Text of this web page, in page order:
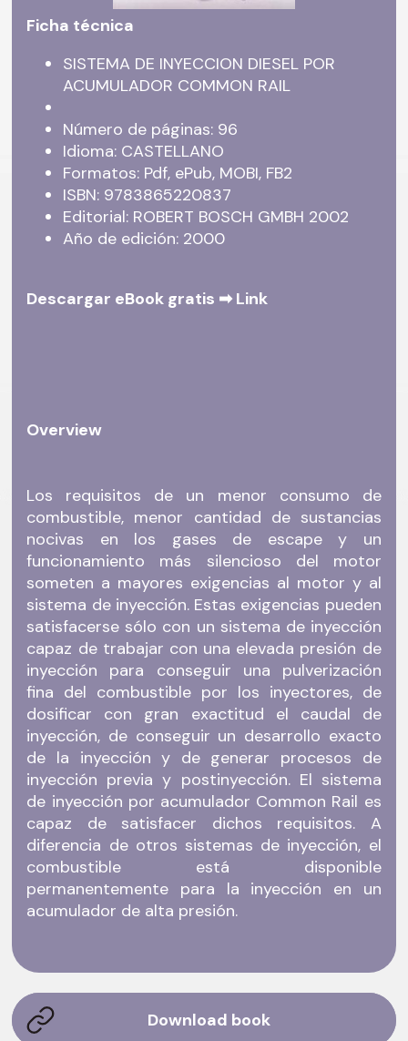
Ficha técnica
SISTEMA DE INYECCION DIESEL POR
ACUMULADOR COMMON RAIL
Número de páginas: 96
Idioma: CASTELLANO
Formatos: Pdf, ePub, MOBI, FB2
ISBN: 9783865220837
Editorial: ROBERT BOSCH GMBH 2002
Año de edición: 2000
Descargar eBook gratis ➡ Link
Overview
Los requisitos de un menor consumo de
combustible, menor cantidad de sustancias
nocivas en los gases de escape y un
funcionamiento más silencioso del motor
someten a mayores exigencias al motor y al
sistema de inyección. Estas exigencias pueden
satisfacerse sólo con un sistema de inyección
capaz de trabajar con una elevada presión de
inyección para conseguir una pulverización
fina del combustible por los inyectores, de
dosificar con gran exactitud el caudal de
inyección, de conseguir un desarrollo exacto
de la inyección y de generar procesos de
inyección previa y postinyección. El sistema
de inyección por acumulador Common Rail es
capaz de satisfacer dichos requisitos. A
diferencia de otros sistemas de inyección, el
combustible está disponible
permanentemente para la inyección en un
acumulador de alta presión.
Download book